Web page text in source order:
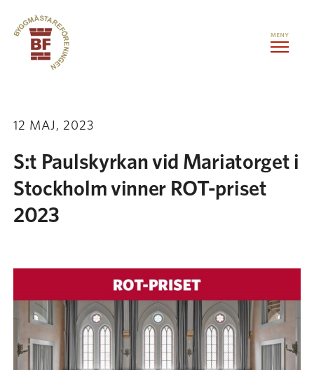
Medlemstjänster
Sök
12 MAJ, 2023
S:t Paulskyrkan vid Mariatorget i
Stockholm vinner ROT-priset
2023